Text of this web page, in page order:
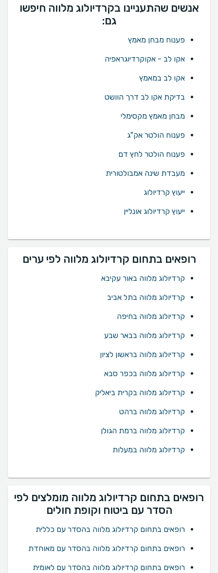
אנשים שהתעניינו בקרדיולוג מלווה חיפשו
גם:
פענוח מבחן מאמץ
אקו לב - אקוקרדיוגראפיה
אקו לב במאמץ
בדיקת אקו לב דרך הוושט
מבחן מאמץ מקסימלי
פענוח הולטר אק"ג
פענוח הולטר לחץ דם
מעבדת שינה אמבולטורית
ייעוץ קרדיולוג
ייעוץ קרדיולוג אונליין
רופאים בתחום קרדיולוג מלווה לפי ערים
קרדיולוג מלווה באור עקיבא
קרדיולוג מלווה בתל אביב
קרדיולוג מלווה בחיפה
קרדיולוג מלווה בבאר שבע
קרדיולוג מלווה בראשון לציון
קרדיולוג מלווה בכפר סבא
קרדיולוג מלווה בקרית ביאליק
קרדיולוג מלווה ברהט
קרדיולוג מלווה ברמת הגולן
קרדיולוג מלווה במעלות
רופאים בתחום קרדיולוג מלווה מומלצים לפי
הסדר עם ביטוח וקופת חולים
רופאים בתחום קרדיולוג מלווה בהסדר עם כללית
רופאים בתחום קרדיולוג מלווה בהסדר עם מאוחדת
רופאים בתחום קרדיולוג מלווה בהסדר עם לאומית